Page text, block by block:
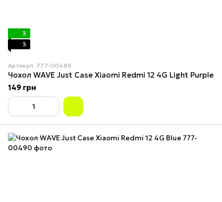
3
3
Артикул: 777-00489
Чохол WAVE Just Case Xiaomi Redmi 12 4G Light Purple
149 грн